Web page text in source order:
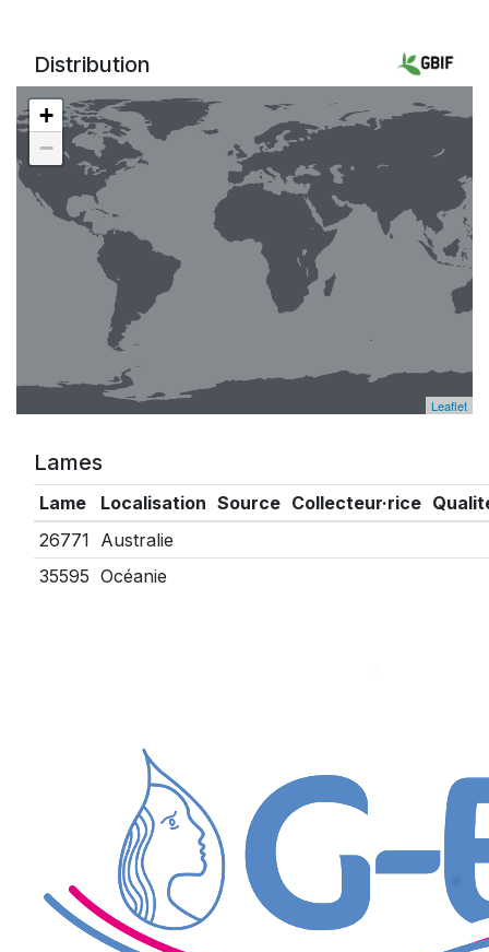
Distribution
+
−
Leaflet
Lames
Lame Localisation Source Collecteur·rice
26771 Australie
35595 Océanie